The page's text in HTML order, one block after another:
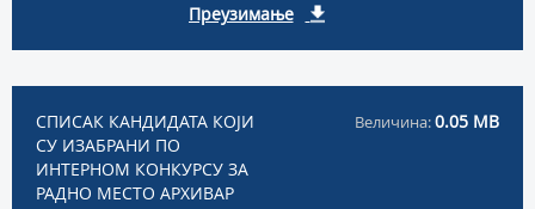
Преузимање
СПИСАК КАНДИДАТА КОЈИ
СУ ИЗАБРАНИ ПО
ИНТЕРНОМ КОНКУРСУ ЗА
РАДНО МЕСТО АРХИВАР
Величина:0.05 MB